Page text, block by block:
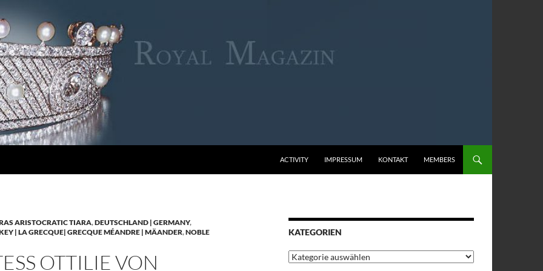
ACTIVITY IMPRESSUM KONTAKT MEMBERS
ARISTOCRATIC TIARA,DEUTSCHLAND | GERMANY,
| LA GRECQUE| GRECQUE MÉANDRE | MÄANDER,NOBLE
OTTILIE VON
KATEGORIEN
Kategorien